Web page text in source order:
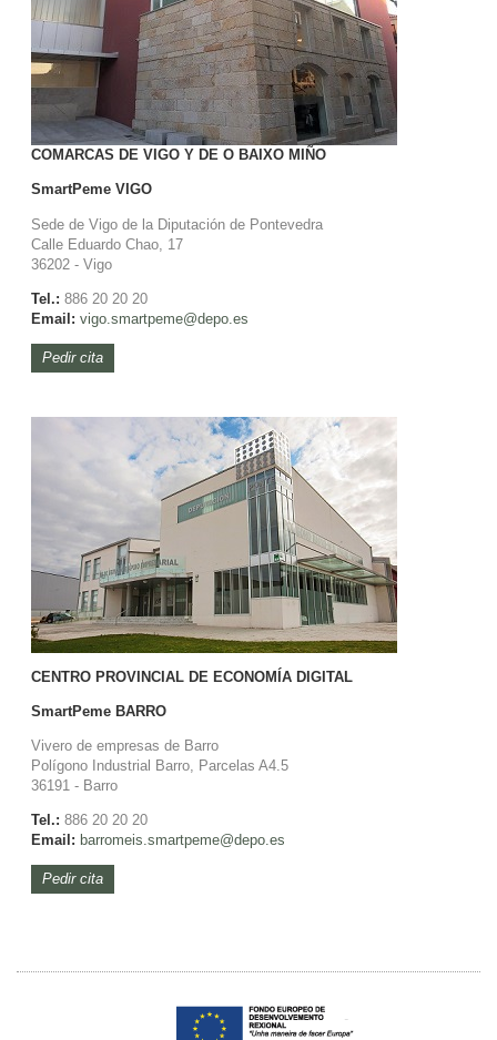
COMARCAS DE VIGO Y DE O BAIXO MIÑO
SmartPeme VIGO
Sede de Vigo de la Diputación de Pontevedra
Calle Eduardo Chao, 17
36202 - Vigo
Tel.: 886 20 20 20
Email: vigo.smartpeme@depo.es
Pedir cita
CENTRO PROVINCIAL DE ECONOMÍA DIGITAL
SmartPeme BARRO
Vivero de empresas de Barro
Polígono Industrial Barro, Parcelas A4.5
36191 - Barro
Tel.: 886 20 20 20
Email: barromeis.smartpeme@depo.es
Pedir cita